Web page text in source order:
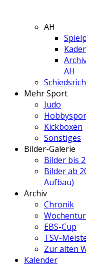
AH
Kader
AH
Mehr Sport
Judo
Kickboxen
Sonstiges
Bilder-Galerie
Bilder bis
Bilder ab
Aufbau)
Archiv
Chronik
EBS-Cup
TSV-
Zur alten
Kalender